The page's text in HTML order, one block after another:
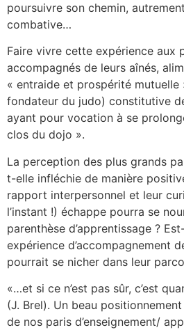
poursuivre son chemin,
combative…
Faire vivre cette expérience aux
accompagnés de leurs aînés,
« entraide et prospérité mutuelle
fondateur du judo) constitutive
ayant pour vocation à se
clos du dojo ».
La perception des plus grands
t-elle infléchie de manière
rapport interpersonnel et leur
l’instant !) échappe pourra se
parenthèse d’apprentissage ?
expérience d’accompagnement
pourrait se nicher dans leur
«…et si ce n’est pas sûr, c’est
(J. Brel). Un beau
de nos paris d’enseignement/